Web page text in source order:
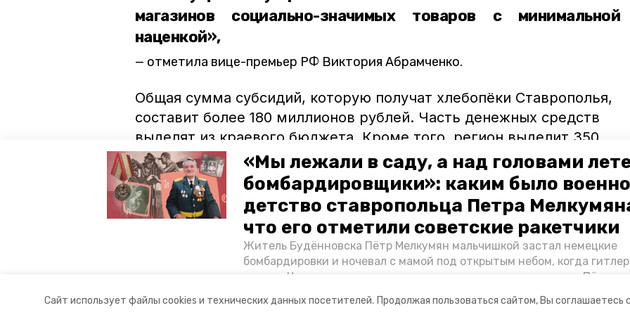
Сайт использует файлы cookies и технических данных посетителей. Продолжая пользоваться сайтом, Вы соглашаетесь с
«Мы лежали в саду, а над головами
бомбардировщики»: каким было
детство ставропольца Петра
что его отметили советские ракетчики
Житель Будённовска Пётр Мелкумян мальчишкой застал немецкие
бомбардировки и ночевал с мамой под открытым небом, когда
их дом. Чем запомнились эти дни, как выживали после и чем Пётр
Отечественной».
магазинов социально-значимых товаров с минимальной
наценкой»,
отметила вице-премьер РФ Виктория Абрамченко.
Общая сумма субсидий, которую получат хлебопёки Ставрополья,
составит более 180 миллионов рублей. Часть денежных средств
выделят из краевого бюджета. Кроме того, регион выделит 350
миллионов рублей на льготные кредиты. Объём господдержки
уже одобрил минсельхоз СК. Губернатор Владимир Владимиров
поручилсвоевременно предоставить производителям денежные
средства.
ставропольский край владимир владимиров минсельхоз ск